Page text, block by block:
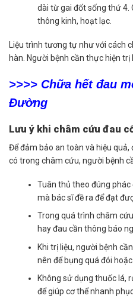
dài từ gai đốt sống thứ 4.
thông kinh, hoạt lạc.
Liệu trình tương tự như với cách
hàn. Người bệnh cần thực hiện
>>>> Chữa hết đau
Đường
Lưu ý khi châm cứu đau
Để đảm bảo an toàn và hiệu
có trong châm cứu, người bệnh
Tuân thủ theo đúng
mà bác sĩ đề ra để đạt
Trong quá trình châm
hay đau cần thông báo
Khi trị liệu, người bệnh
nên để bụng quá đói hoặc
Không sử dụng thuốc lá,
để giúp cơ thể nhanh